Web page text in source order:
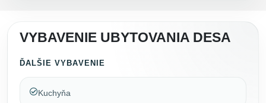
VYBAVENIE UBYTOVANIA DESA
ĎALŠIE VYBAVENIE
Kuchyňa